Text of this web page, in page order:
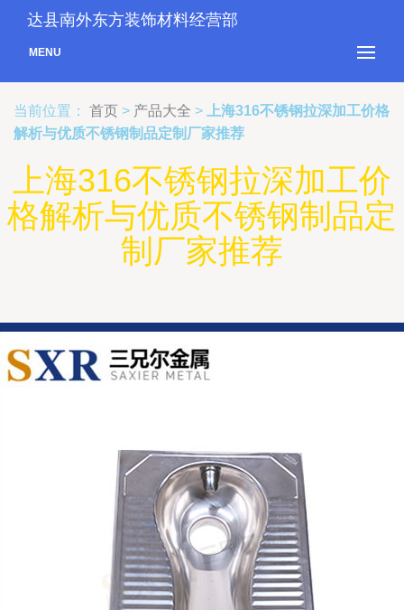
达县南外东方装饰材料经营部
MENU
当前位置： 首页 > 产品大全 >
上海316不锈钢拉深加工价格
解析与优质不锈钢制品定制厂家推荐
上海316不锈钢拉深加工价
格解析与优质不锈钢制品定
制厂家推荐